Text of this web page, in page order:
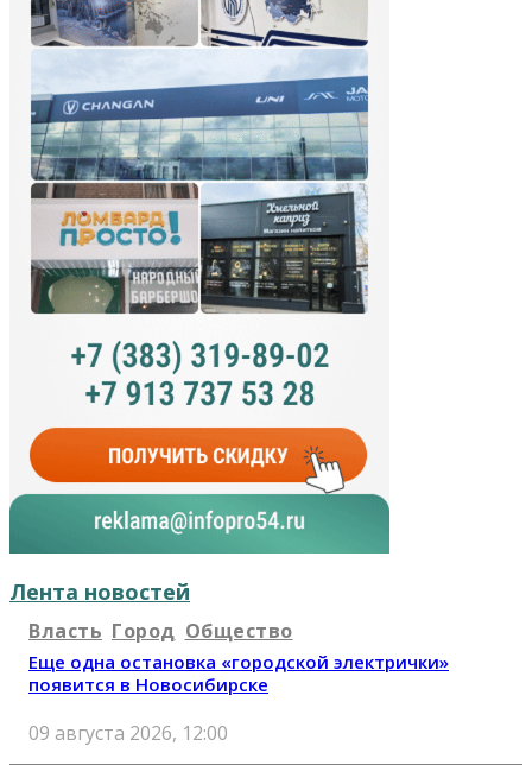
Лента новостей
Власть Город Общество
Еще одна остановка «городской электрички»
появится в Новосибирске
09 августа 2026, 12:00